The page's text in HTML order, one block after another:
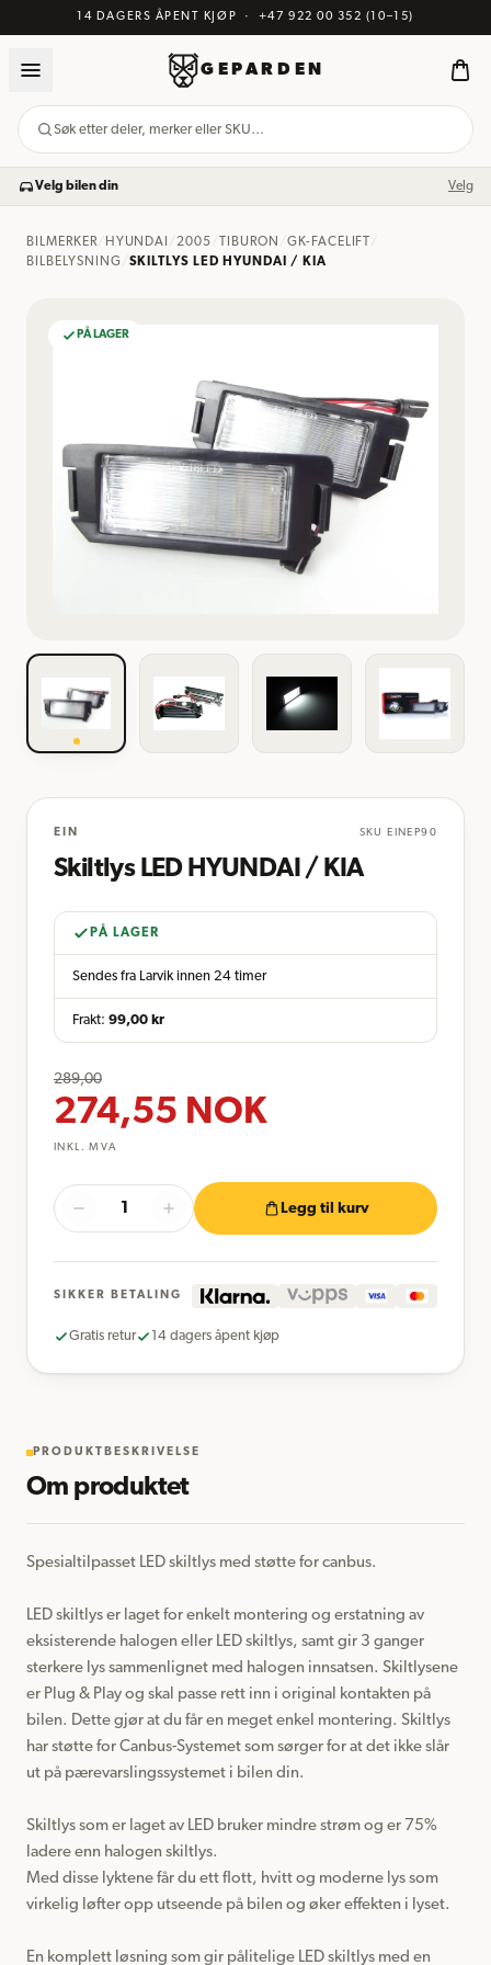
14 DAGERS ÅPENT KJØP · +47 922 00 352 (10–15)
GEPARDEN
Søk etter deler, merker eller SKU…
Velg bilen din Velg
BILMERKER/ HYUNDAI /2005 TIBURON GK-FACELIFT
BILBELYSNING
SKILTLYS LED HYUNDAI / KIA
PÅ LAGER
EIN SKU EINEP90
Skiltlys LED HYUNDAI / KIA
PÅ LAGER
Sendes fra Larvik innen 24 timer
Frakt: 99,00 kr
289,00
274,55 NOK
INKL. MVA
Legg til kurv
SIKKER BETALING
Gratis retur 14 dagers åpent kjøp
PRODUKTBESKRIVELSE
Om produktet
Spesialtilpasset LED skiltlys med støtte for canbus.
LED skiltlys er laget for enkelt montering og erstatning av
eksisterende halogen eller LED skiltlys, samt gir 3 ganger
sterkere lys sammenlignet med halogen innsatsen. Skiltlysene
er Plug & Play og skal passe rett inn i original kontakten på
bilen. Dette gjør at du får en meget enkel montering. Skiltlys
har støtte for Canbus-Systemet som sørger for at det ikke slår
ut på pærevarslingssystemet i bilen din.
Skiltlys som er laget av LED bruker mindre strøm og er 75%
ladere enn halogen skiltlys.
Med disse lyktene får du ett flott, hvitt og moderne lys som
virkelig løfter opp utseende på bilen og øker effekten i lyset.
En komplett løsning som gir pålitelige LED skiltlys med en